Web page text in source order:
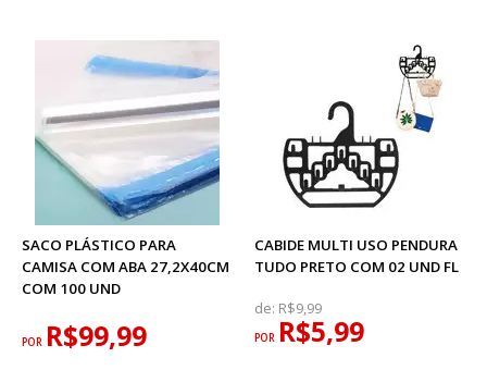
SACO PLÁSTICO PARA
CAMISA COM ABA 27,2X40CM
COM 100 UND
POR R$99,99
CABIDE MULTI USO PENDURA
TUDO PRETO COM 02 UND FL
de: R$9,99
POR R$5,99